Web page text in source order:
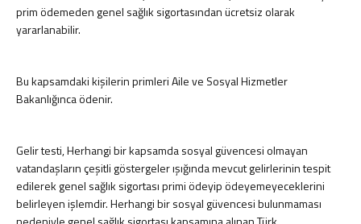
prim ödemeden genel sağlık sigortasından ücretsiz olarak
yararlanabilir.
Bu kapsamdaki kişilerin primleri Aile ve Sosyal Hizmetler
Bakanlığınca ödenir.
Gelir testi, Herhangi bir kapsamda sosyal güvencesi olmayan
vatandaşların çeşitli göstergeler ışığında mevcut gelirlerinin tespit
edilerek genel sağlık sigortası primi ödeyip ödeyemeyeceklerini
belirleyen işlemdir. Herhangi bir sosyal güvencesi bulunmaması